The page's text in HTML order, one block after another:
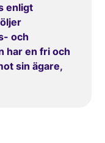
enligt
och
har en fri och
sin ägare,